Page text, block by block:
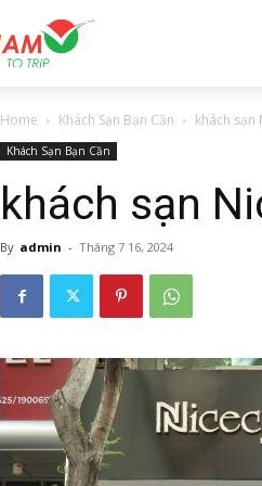
Home Khách Sạn Bạn Cần khách sạn
Khách Sạn Bạn Cần
khách sạn
By admin - Tháng 7 16, 2024